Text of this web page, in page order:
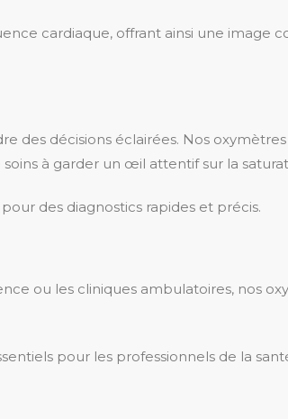
cardiaque, offrant ainsi une image
des décisions éclairées. Nos
à garder un œil attentif sur la
des diagnostics rapides et précis.
ou les cliniques ambulatoires, nos
pour les professionnels de la